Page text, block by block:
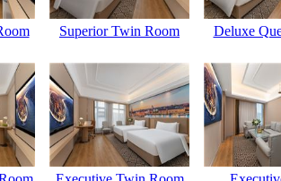
Superior Twin Room Deluxe